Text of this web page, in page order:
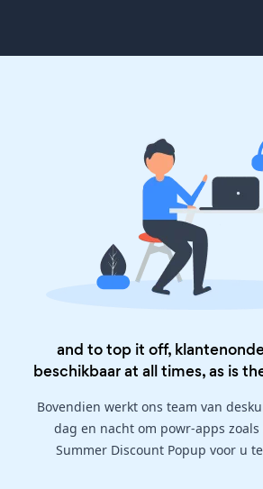
and to top it off,
beschikbaar at all times, as is
Bovendien werkt ons team van
dag en nacht om powr-apps
Summer Discount Popup voor u